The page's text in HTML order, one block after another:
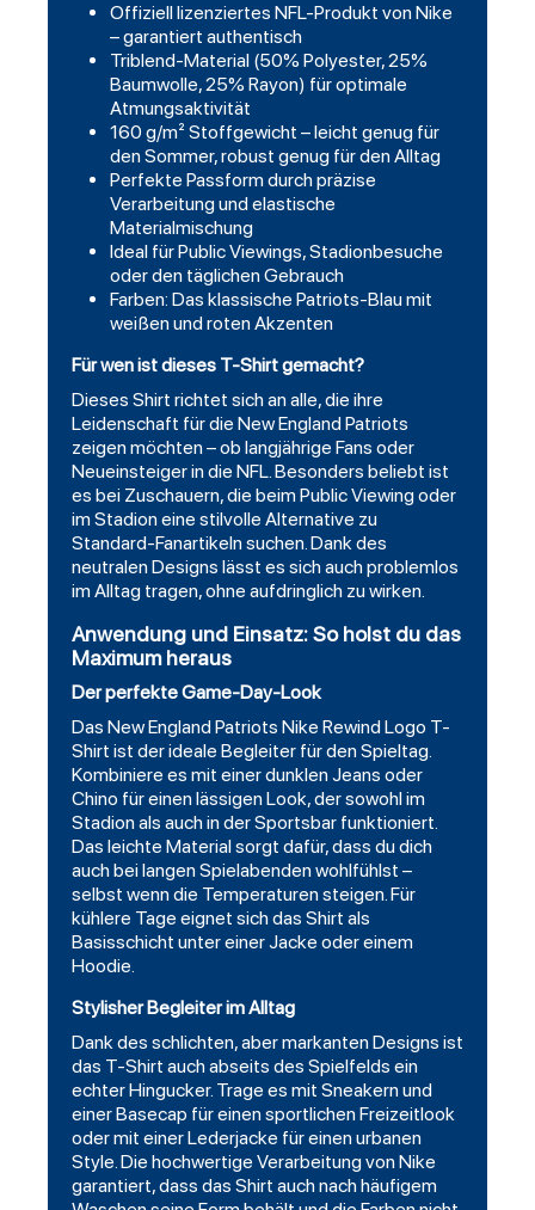
Offiziell lizenziertes NFL-Produkt von Nike
– garantiert authentisch
Triblend-Material (50% Polyester, 25%
Baumwolle, 25% Rayon) für optimale
Atmungsaktivität
160 g/m² Stoffgewicht – leicht genug für
den Sommer, robust genug für den Alltag
Perfekte Passform durch präzise
Verarbeitung und elastische
Materialmischung
Ideal für Public Viewings, Stadionbesuche
oder den täglichen Gebrauch
Farben: Das klassische Patriots-Blau mit
weißen und roten Akzenten
Für wen ist dieses T-Shirt gemacht?
Dieses Shirt richtet sich an alle, die ihre
Leidenschaft für die New England Patriots
zeigen möchten – ob langjährige Fans oder
Neueinsteiger in die NFL. Besonders beliebt ist
es bei Zuschauern, die beim Public Viewing oder
im Stadion eine stilvolle Alternative zu
Standard-Fanartikeln suchen. Dank des
neutralen Designs lässt es sich auch problemlos
im Alltag tragen, ohne aufdringlich zu wirken.
Anwendung und Einsatz: So holst du das
Maximum heraus
Der perfekte Game-Day-Look
Das New England Patriots Nike Rewind Logo T-
Shirt ist der ideale Begleiter für den Spieltag.
Kombiniere es mit einer dunklen Jeans oder
Chino für einen lässigen Look, der sowohl im
Stadion als auch in der Sportsbar funktioniert.
Das leichte Material sorgt dafür, dass du dich
auch bei langen Spielabenden wohlfühlst –
selbst wenn die Temperaturen steigen. Für
kühlere Tage eignet sich das Shirt als
Basisschicht unter einer Jacke oder einem
Hoodie.
Stylisher Begleiter im Alltag
Dank des schlichten, aber markanten Designs ist
das T-Shirt auch abseits des Spielfelds ein
echter Hingucker. Trage es mit Sneakern und
einer Basecap für einen sportlichen Freizeitlook
oder mit einer Lederjacke für einen urbanen
Style. Die hochwertige Verarbeitung von Nike
garantiert, dass das Shirt auch nach häufigem